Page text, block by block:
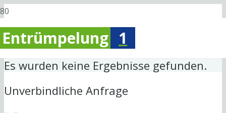
Entrümpelung 1
Es wurden keine Ergebnisse gefunden.
Unverbindliche Anfrage